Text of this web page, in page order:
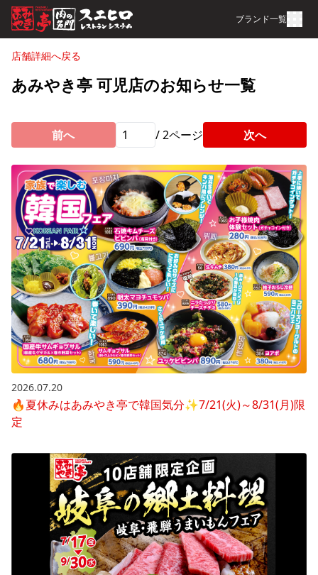
ブランド一覧
店舗詳細へ戻る
あみやき亭 可児店のお知らせ一覧
前へ /2ページ 次へ
2026.07.20
🔥夏休みはあみやき亭で韓国気分✨7/21(火)～8/31(月)限
定